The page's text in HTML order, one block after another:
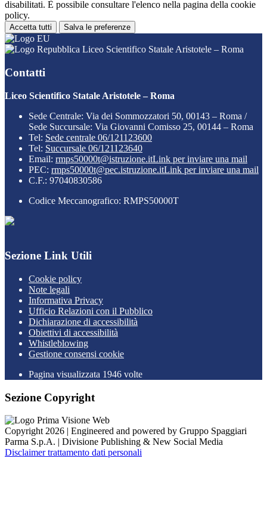
disabilitati. È possibile consultare l'elenco nella pagina della cookie
policy.
Accetta tutti Salva le preferenze
Liceo Scientifico Statale Aristotele – Roma
Contatti
Liceo Scientifico Statale Aristotele – Roma
Sede Centrale: Via dei Sommozzatori 50, 00143 – Roma /
Sede Succursale: Via Giovanni Comisso 25, 00144 – Roma
Tel: Sede centrale 06/121123600
Tel: Succursale 06/121123640
Email: rmps50000t@istruzione.itLink per inviare una mail
PEC: rmps50000t@pec.istruzione.itLink per inviare una mail
C.F.: 97040830586
Codice Meccanografico: RMPS50000T
Sezione Link Utili
Cookie policy
Note legali
Informativa Privacy
Ufficio Relazioni con il Pubblico
Dichiarazione di accessibilità
Obiettivi di accessibilità
Whistleblowing
Gestione consensi cookie
Pagina visualizzata 1946 volte
Sezione Copyright
Copyright 2026 | Engineered and powered by Gruppo Spaggiari
Parma S.p.A. | Divisione Publishing & New Social Media
Disclaimer trattamento dati personali